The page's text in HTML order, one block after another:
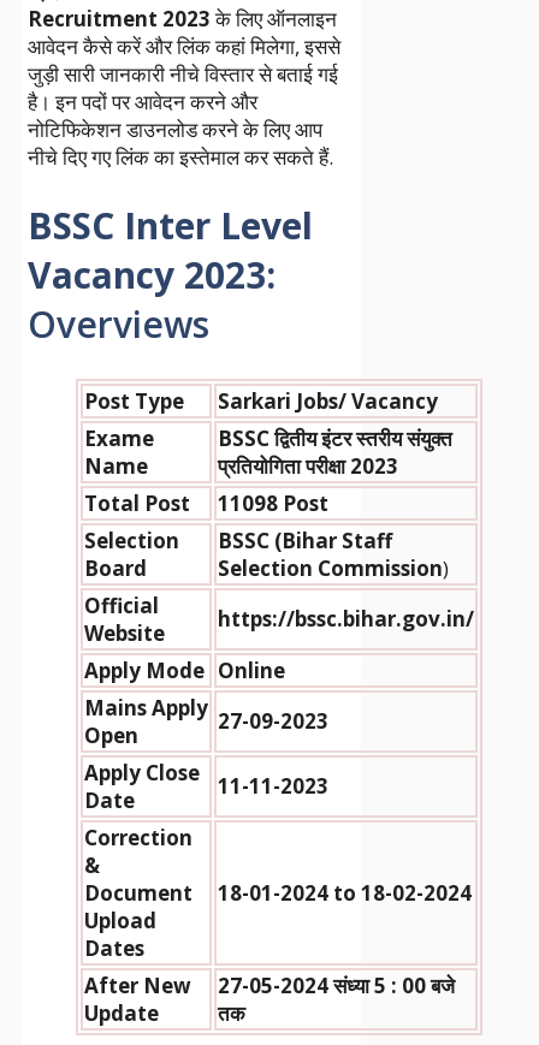
Recruitment 2023के लिए ऑनलाइन
आवेदन कैसे करें और लिंक कहां मिलेगा, इससे
जुड़ी सारी जानकारी नीचे विस्तार से बताई गई
है। इन पदों पर आवेदन करने और
नोटिफिकेशन डाउनलोड करने के लिए आप
नीचे दिए गए लिंक का इस्तेमाल कर सकते हैं.
BSSC Inter Level
Vacancy 2023:
Overviews
Post Type
Sarkari Jobs/ Vacancy
Exame
Name
BSSC द्वितीय इंटर स्तरीय संयुक्त
प्रतियोगिता परीक्षा 2023
Total Post
11098 Post
Selection
Board
BSSC (Bihar Staff
Selection Commission)
Official
Website
https://bssc.bihar.gov.in/
Apply Mode Online
MainsApply
Open
27-09-2023
Apply Close
Date
11-11-2023
Correction
&
Document
Upload
Dates
18-01-2024 to 18-02-2024
After New
Update
27-05-2024 संध्या 5 : 00 बजे
तक